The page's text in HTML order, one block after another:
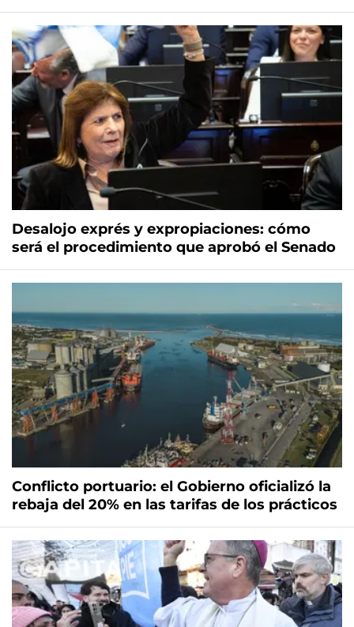
Desalojo exprés y expropiaciones: cómo
será el procedimiento que aprobó el Senado
Conflicto portuario: el Gobierno oficializó la
rebaja del 20% en las tarifas de los prácticos